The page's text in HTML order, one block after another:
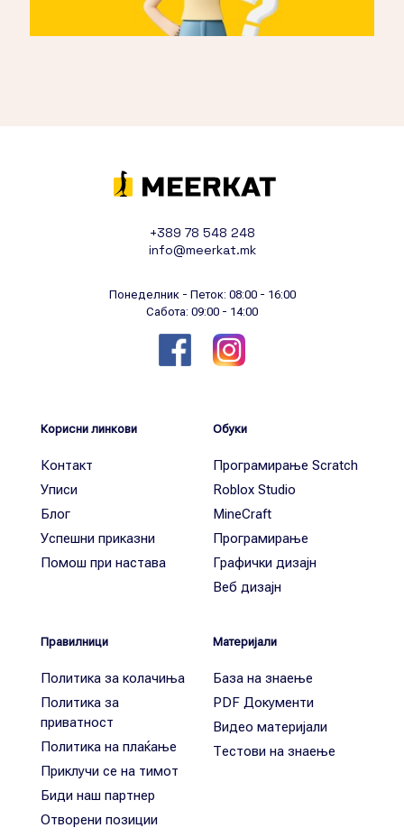
+389 78 548 248
info@meerkat.mk
Понеделник - Петок: 08:00 - 16:00
Сабота: 09:00 - 14:00
Корисни линкови
Контакт
Уписи
Блог
Успешни приказни
Помош при настава
Обуки
Програмирање Scratch
Roblox Studio
MineCraft
Програмирање
Графички дизајн
Веб дизајн
Правилници
Политика за колачиња
Политика за
приватност
Политика на плаќање
Приклучи се на тимот
Биди наш партнер
Отворени позиции
Материјали
База на знаење
PDF Документи
Видео материјали
Тестови на знаење